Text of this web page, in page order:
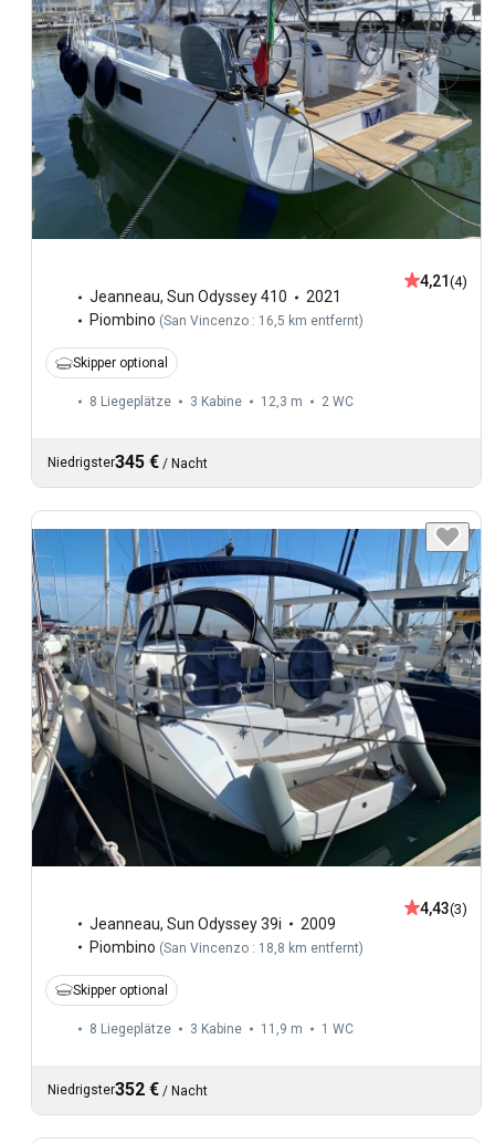
Jeanneau, Sun Odyssey 410
2021
Piombino (San Vincenzo : 16,5 km entfernt)
4,21 (4)
Skipper optional
8 Liegeplätze 3 Kabine 12,3 m 2 WC
Niedrigster345 € / Nacht
Jeanneau, Sun Odyssey 39i
2009
Piombino (San Vincenzo : 18,8 km entfernt)
4,43(3)
Skipper optional
8 Liegeplätze 3 Kabine 11,9 m 1 WC
Niedrigster352 € / Nacht